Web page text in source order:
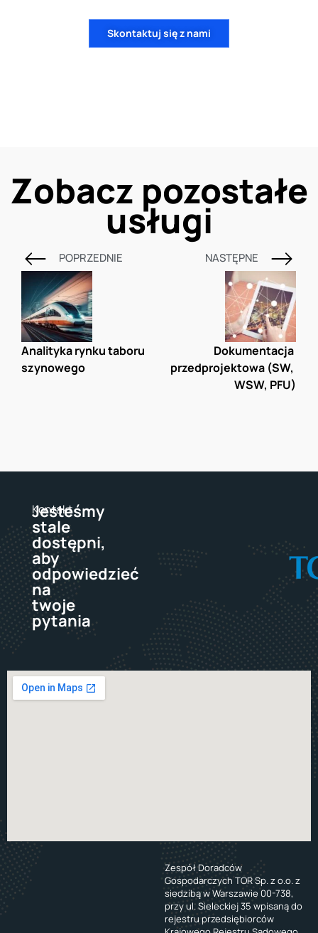
Skontaktuj się z nami
Zobacz pozostałe
usługi
POPRZEDNIE
Analityka rynku taboru
szynowego
NASTĘPNE
Dokumentacja
przedprojektowa (SW,
WSW, PFU)
Kontakt
Jesteśmy
stale
dostępni,
aby
odpowiedzieć
na
twoje
pytania
Zespół Doradców
Gospodarczych TOR Sp. z o.o. z
siedzibą w Warszawie 00-738,
przy ul. Sieleckiej 35 wpisaną do
rejestru przedsiębiorców